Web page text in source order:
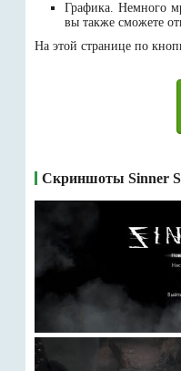
Графика. Немного
вы также сможете
На этой странице по
Скриншоты Sinner